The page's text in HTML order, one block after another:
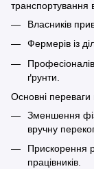
транспортування
Власників
Фермерів із
ґрунти.
Основні переваги
Зменшення
вручну
Прискорення
працівників.